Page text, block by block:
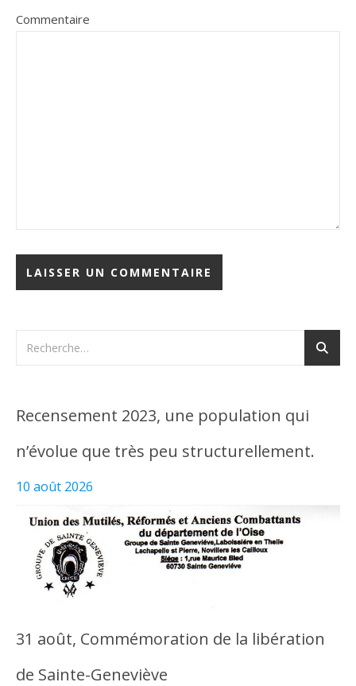
Commentaire
Recensement 2023, une population qui
n’évolue que très peu structurellement.
10 août 2026
31 août, Commémoration de la libération
de Sainte-Geneviève